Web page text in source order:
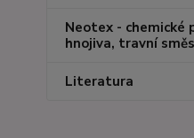
Neotex - chemické
hnojiva, travní
Literatura